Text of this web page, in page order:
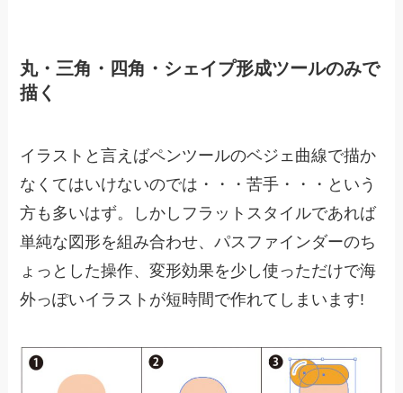
丸・三角・四角・シェイプ形成ツールのみで
描く
イラストと言えばペンツールのベジェ曲線で描か
なくてはいけないのでは・・・苦手・・・という
方も多いはず。しかしフラットスタイルであれば
単純な図形を組み合わせ、パスファインダーのち
ょっとした操作、変形効果を少し使っただけで海
外っぽいイラストが短時間で作れてしまいます!